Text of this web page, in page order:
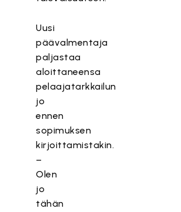
Uusi
päävalmentaja
paljastaa
aloittaneensa
pelaajatarkkailun
jo
ennen
sopimuksen
kirjoittamistakin.
–
Olen
jo
tähän